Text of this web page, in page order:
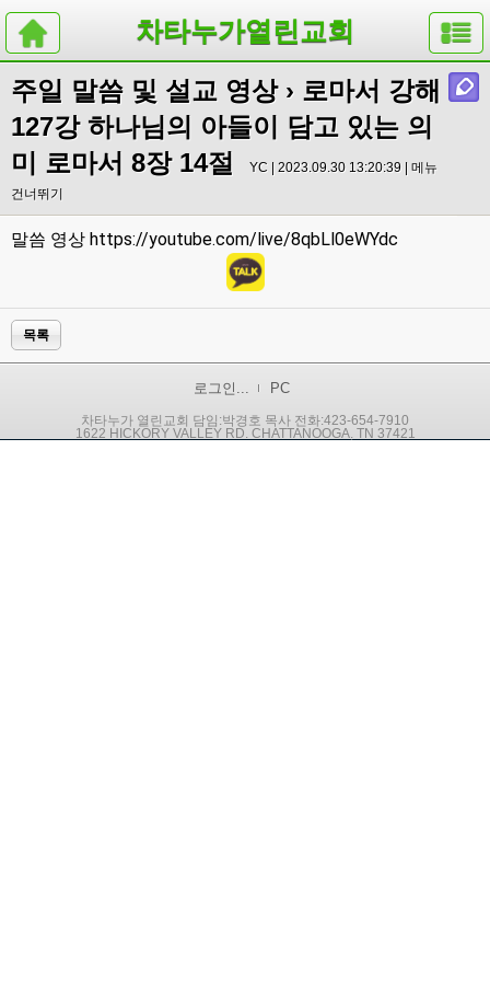
차타누가열린교회
주일 말씀 및 설교 영상› 로마서 강해
127강 하나님의 아들이 담고 있는 의
미 로마서 8장 14절
YC | 2023.09.30 13:20:39 | 메뉴
건너뛰기
말씀 영상 https://youtube.com/live/8qbLl0eWYdc
목록
로그인... PC
차타누가 열린교회 담임:박경호 목사 전화:423-654-7910
1622 HICKORY VALLEY RD. CHATTANOOGA, TN 37421